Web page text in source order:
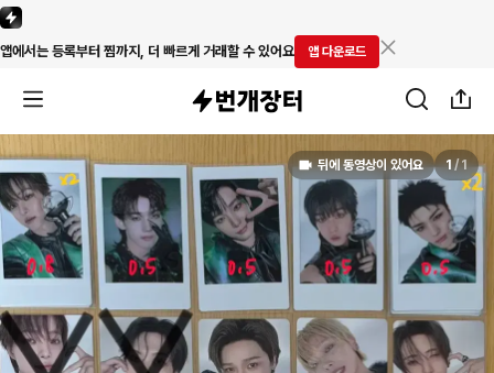
앱에서는 등록부터 찜까지, 더 빠르게 거래할 수 있어요 앱 다운로드
뒤에 동영상이 있어요 1/1